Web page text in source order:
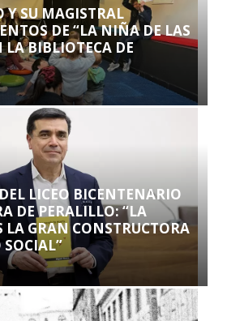
Y SU MAGISTRAL
DE “LA NIÑA DE LAS
LA BIBLIOTECA DE
LICEO BICENTENARIO
DE PERALILLO: “LA
LA GRAN CONSTRUCTORA
SOCIAL”